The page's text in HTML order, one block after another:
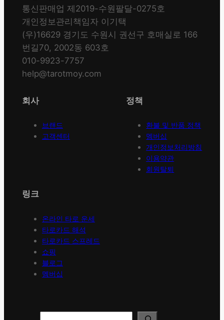
통신판매업 제2019-수원팔달-0275호
개인정보관리책임자 이기택
(우)16629 경기도 수원시 권선구 호매실로 166
번길70, 2002동 603호
010-9923-7757
help@tarotmoy.com
회사
브랜드
고객센터
정책
환불 및 반품 정책
멤버십
개인정보처리방침
이용약관
회원탈퇴
링크
온라인 타로 운세
타로카드 해석
타로카드 스프레드
쇼핑
블로그
멤버십